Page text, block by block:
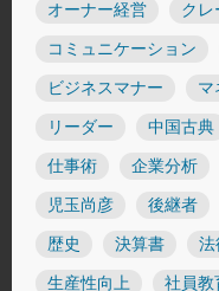
オーナー経営 クレ
コミュニケーション
ビジネスマナー マ
リーダー 中国古典
仕事術 企業分析
児玉尚彦 後継者
歴史 決算書 法
生産性向上 社員教